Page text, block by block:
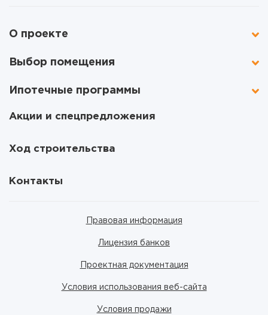
О проекте
Выбор помещения
Ипотечные программы
Акции и спецпредложения
Ход строительства
Контакты
Правовая информация
Лицензия банков
Проектная документация
Условия использования веб-сайта
Условия продажи